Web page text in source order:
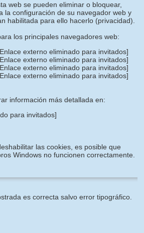
web se pueden eliminar o bloquear,
la configuración de su navegador web y
habilitada para ello hacerlo (privacidad).
los principales navegadores web:
externo eliminado para invitados]
externo eliminado para invitados]
externo eliminado para invitados]
externo eliminado para invitados]
información más detallada en:
para invitados]
las cookies, es posible que
Windows no funcionen correctamente.
es correcta salvo error tipográfico.